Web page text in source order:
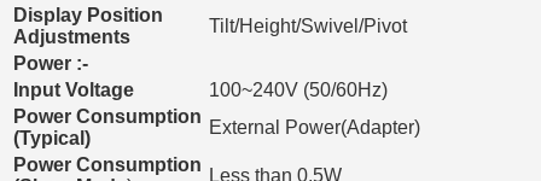
Display Position
Adjustments
Tilt/Height/Swivel/Pivot
Power :-
Input Voltage
100~240V (50/60Hz)
Power Consumption
(Typical)
External Power(Adapter)
Power Consumption
Less than 0.5W